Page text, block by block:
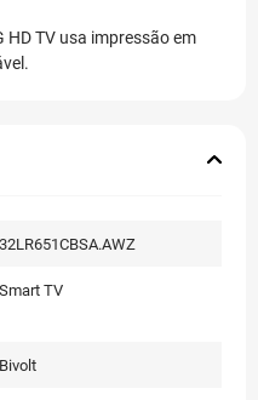
HD TV usa impressão em
32LR651CBSA.AWZ
Smart TV
Bivolt